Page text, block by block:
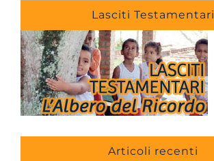
Lasciti Testamentari
Articoli recenti